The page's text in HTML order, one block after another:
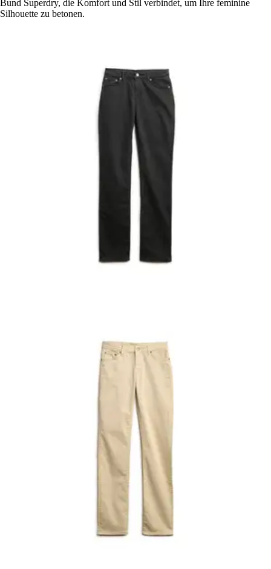
Bund Superdry, die Komfort und Stil verbindet, um Ihre feminine
Silhouette zu betonen.